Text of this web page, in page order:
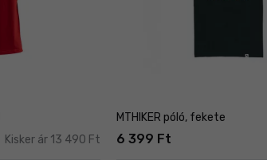
Kisker ár 13 490 Ft
MTHIKER póló, fekete
6 399 Ft